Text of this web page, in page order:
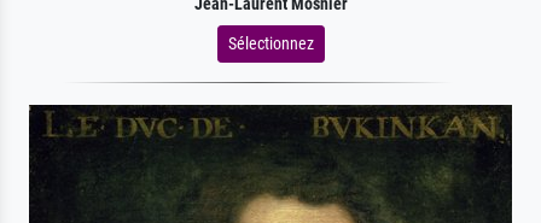
Jean-Laurent Mosnier
Sélectionnez